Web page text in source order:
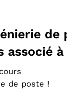
associé
de poste !